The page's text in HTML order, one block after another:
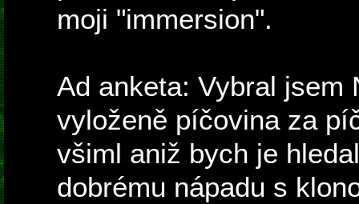
moji "immersion".
Ad anketa: Vybral jsem
vyloženě píčovina za
všiml aniž bych je
dobrému nápadu s